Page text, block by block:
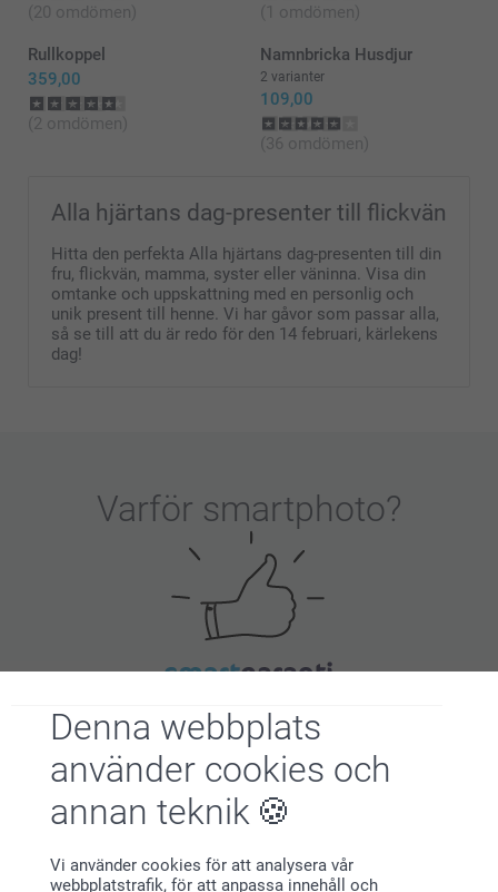
Denna webbplats
använder cookies och
annan teknik
Vi använder cookies för att analysera vår
webbplatstrafik, för att anpassa innehåll och
(20 omdömen) (1 omdömen)
Rullkoppel
359,00
(2 omdömen)
Namnbricka Husdjur
2 varianter
109,00
(36 omdömen)
Alla hjärtans dag-presenter till flickvän
Hitta den perfekta Alla hjärtans dag-presenten till din
fru, flickvän, mamma, syster eller väninna. Visa din
omtanke och uppskattning med en personlig och
unik present till henne. Vi har gåvor som passar alla,
så se till att du är redo för den 14 februari, kärlekens
dag!
Varför smartphoto?
Nöjd kundgaranti